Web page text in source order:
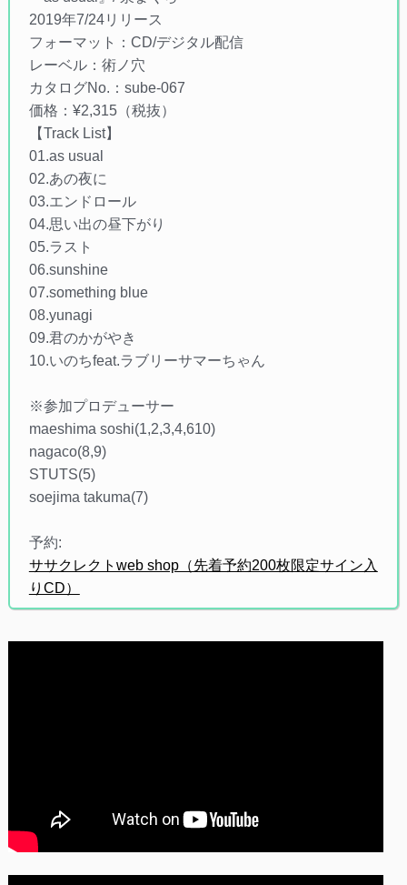
2019年7/24リリース
フォーマット：CD/デジタル配信
レーベル：術ノ穴
カタログNo.：sube-067
価格：¥2,315（税抜）
【Track List】
01.as usual
02.あの夜に
03.エンドロール
04.思い出の昼下がり
05.ラスト
06.sunshine
07.something blue
08.yunagi
09.君のかがやき
10.いのちfeat.ラブリーサマーちゃん
※参加プロデューサー
maeshima soshi(1,2,3,4,610)
nagaco(8,9)
STUTS(5)
soejima takuma(7)
予約:
ササクレクトweb shop（先着予約200枚限定サイン入
りCD）